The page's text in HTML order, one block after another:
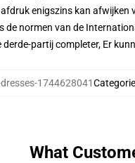
enigszins kan afwijken
de normen van de
partij completer, Er
1744628041
What